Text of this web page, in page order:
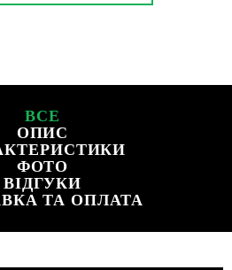
ВСЕ
ОПИС
ФОТО
ВІДГУКИ
ТА ОПЛАТА